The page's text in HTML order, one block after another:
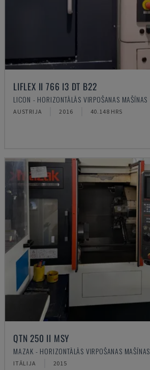
LIFLEX II 766 I3 DT B22
LICON - HORIZONTĀLĀS VIRPOŠANAS MAŠĪNAS
AUSTRIJA 2016 40.148 HRS
QTN 250 II MSY
MAZAK - HORIZONTĀLĀS VIRPOŠANAS MAŠĪNAS
ITĀLIJA 2015